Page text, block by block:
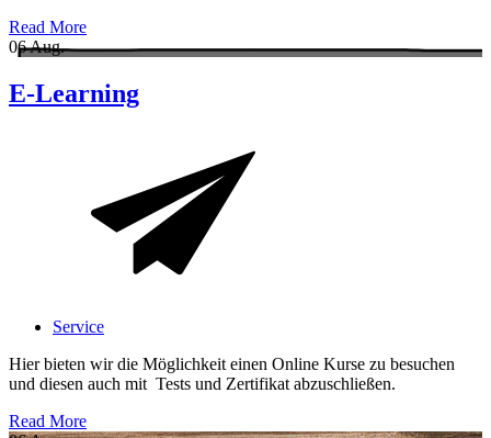
Read More
06Aug.
E-Learning
Service
Hier bieten wir die Möglichkeit einen Online Kurse zu besuchen
und diesen auch mit Tests und Zertifikat abzuschließen.
Read More